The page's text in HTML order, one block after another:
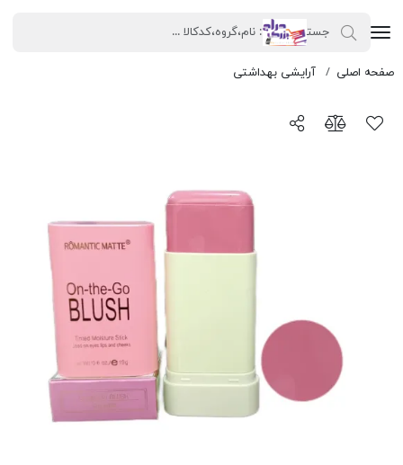
صفحه اصلی آرایشی بهداشتی رژگونه